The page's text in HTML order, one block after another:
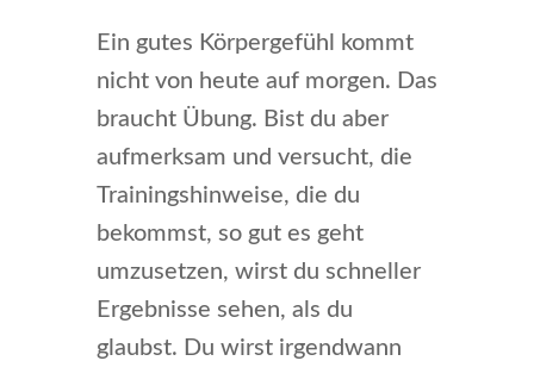
Ein gutes Körpergefühl kommt
nicht von heute auf morgen. Das
braucht Übung. Bist du aber
aufmerksam und versucht, die
Trainingshinweise, die du
bekommst, so gut es geht
umzusetzen, wirst du schneller
Ergebnisse sehen, als du
glaubst. Du wirst irgendwann